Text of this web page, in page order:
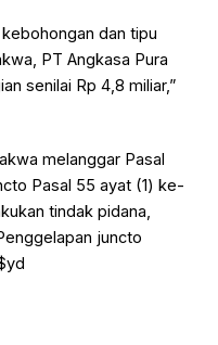
dan tipu
PT Angkasa Pura
senilai Rp 4,8 miliar,”
melanggar Pasal
Pasal 55 ayat (1) ke-
tindak pidana,
juncto